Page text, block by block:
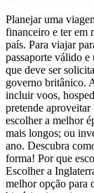
Planejar uma
financeiro e ter em
país. Para viajar
passaporte válido
que deve ser
governo britânico.
incluir voos,
pretende
escolher a melhor
mais longos; ou
ano. Descubra
forma! Por que
Escolher a
melhor opção para